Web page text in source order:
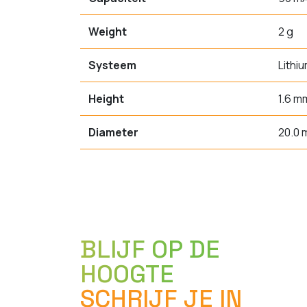
Weight 2 g
Systeem
Height 1.6
Diameter 20.0
BLIJF OP DE
HOOGTE
SCHRIJF JE IN